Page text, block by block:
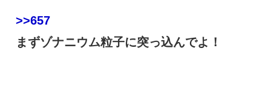
>>657
まずゾナニウム粒子に突っ込んでよ！